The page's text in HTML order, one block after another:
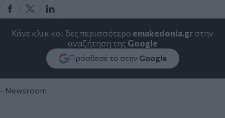
Κάνε κλικ και δες περισσότερο emakedonia.grστην
αναζήτηση της Google
Πρόσθεσέ το στην Google
- Newsroom